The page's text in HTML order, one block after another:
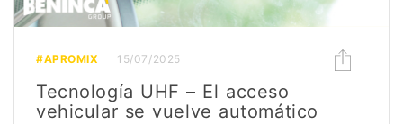
#APROMIX 15/07/2025
Tecnología UHF – El acceso
vehicular se vuelve automático